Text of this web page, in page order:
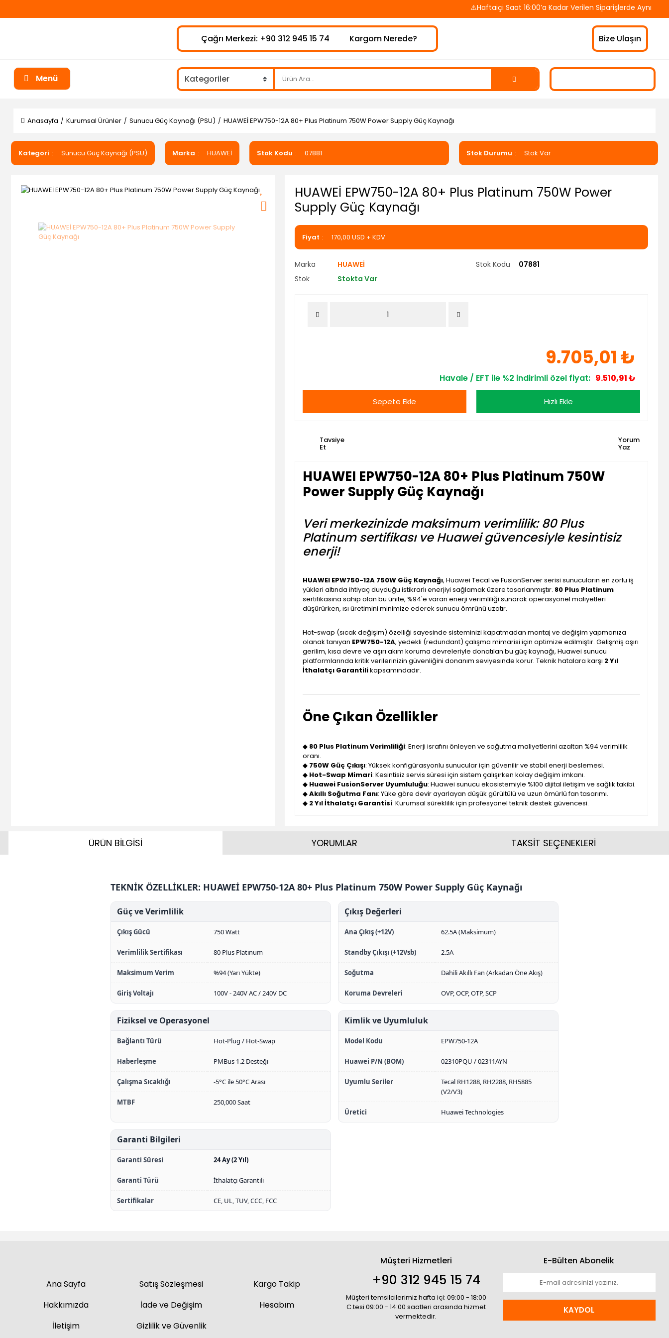
⚠️Haftaiçi Saat 16:00’a Kadar Verilen Siparişlerde Aynı Gün
Çağrı Merkezi: +90 312 945 15 74 Kargom Nerede? Bize Ulaşın
Menü
Anasayfa Kurumsal Ürünler Sunucu Güç Kaynağı (PSU) HUAWEİ EPW750-12A 80+ Plus Platinum 750W Power Supply Güç Kaynağı
Kategori Sunucu Güç Kaynağı (PSU) Marka HUAWEİ Stok Kodu 07881 Stok Durumu Stok Var
HUAWEİ EPW750-12A 80+ Plus Platinum 750W Power
Supply Güç Kaynağı
Fiyat 170,00 USD + KDV
Marka HUAWEİ Stok Kodu
07881
Stok
Stokta Var
9.705,01 ₺
Havale / EFT ile %2 indirimli özel fiyat: 9.510,91 ₺
Sepete Ekle Hızlı Ekle
Tavsiye
Et
Yorum
Yaz
HUAWEI EPW750-12A 80+ Plus Platinum 750W
Power Supply Güç Kaynağı
Veri merkezinizde maksimum verimlilik: 80 Plus
Platinum sertifikası ve Huawei güvencesiyle kesintisiz
enerji!
HUAWEI EPW750-12A 750W Güç Kaynağı, Huawei Tecal ve FusionServer serisi sunucuların en zorlu iş
yükleri altında ihtiyaç duyduğu istikrarlı enerjiyi sağlamak üzere tasarlanmıştır. 80 Plus Platinum
sertifikasına sahip olan bu ünite, %94'e varan enerji verimliliği sunarak operasyonel maliyetleri
düşürürken, ısı üretimini minimize ederek sunucu ömrünü uzatır.
Hot-swap (sıcak değişim) özelliği sayesinde sisteminizi kapatmadan montaj ve değişim yapmanıza
olanak tanıyan EPW750-12A, yedekli (redundant) çalışma mimarisi için optimize edilmiştir. Gelişmiş aşırı
gerilim, kısa devre ve aşırı akım koruma devreleriyle donatılan bu güç kaynağı, Huawei sunucu
platformlarında kritik verilerinizin güvenliğini donanım seviyesinde korur. Teknik hatalara karşı 2 Yıl
İthalatçı Garantilikapsamındadır.
Öne Çıkan Özellikler
◆ 80 Plus Platinum Verimliliği: Enerji israfını önleyen ve soğutma maliyetlerini azaltan %94 verimlilik
oranı.
◆ 750W Güç Çıkışı: Yüksek konfigürasyonlu sunucular için güvenilir ve stabil enerji beslemesi.
◆ Hot-Swap Mimari: Kesintisiz servis süresi için sistem çalışırken kolay değişim imkanı.
◆ Huawei FusionServer Uyumluluğu: Huawei sunucu ekosistemiyle %100 dijital iletişim ve sağlık takibi.
◆Akıllı Soğutma Fanı: Yüke göre devir ayarlayan düşük gürültülü ve uzun ömürlü fan tasarımı.
◆ 2 Yıl İthalatçı Garantisi: Kurumsal süreklilik için profesyonel teknik destek güvencesi.
ÜRÜN BİLGİSİ
TEKNİK ÖZELLİKLER: HUAWEİ EPW750-12A 80+ Plus Platinum 750W Power Supply Güç Kaynağı
Güç ve Verimlilik
Çıkış Gücü 750 Watt
Verimlilik Sertifikası 80 Plus Platinum
Maksimum Verim %94 (Yarı Yükte)
Giriş Voltajı 100V - 240V AC / 240V DC
Çıkış Değerleri
Ana Çıkış (+12V) 62.5A (Maksimum)
Standby Çıkışı (+12Vsb) 2.5A
Soğutma Dahili Akıllı Fan (Arkadan Öne Akış)
Koruma Devreleri OVP, OCP, OTP, SCP
Fiziksel ve Operasyonel
Bağlantı Türü Hot-Plug / Hot-Swap
Haberleşme PMBus 1.2 Desteği
Çalışma Sıcaklığı -5°C ile 50°C Arası
MTBF 250,000 Saat
Kimlik ve Uyumluluk
Model Kodu EPW750-12A
Huawei P/N (BOM) 02310PQU / 02311AYN
Uyumlu Seriler
Tecal RH1288, RH2288, RH5885
(V2/V3)
Üretici Huawei Technologies
Garanti Bilgileri
Garanti Süresi 24 Ay (2 Yıl)
Garanti Türü İthalatçı Garantili
Sertifikalar CE, UL, TUV, CCC, FCC
YORUMLAR TAKSİT SEÇENEKLERİ
Ana Sayfa
Hakkımızda
İletişim
Satış Sözleşmesi
İade ve Değişim
Gizlilik ve Güvenlik
Kargo Takip
Hesabım
Müşteri Hizmetleri
+90 312 945 15 74
Müşteri temsilcilerimiz hafta içi: 09:00 - 18:00
C.tesi 09:00 - 14:00 saatleri arasında hizmet
vermektedir.
E-Bülten Abonelik
KAYDOL